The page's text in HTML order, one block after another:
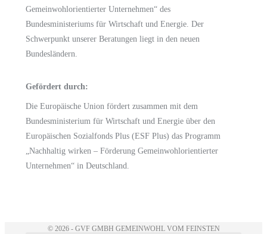
Gemeinwohlorientierter Unternehmen“ des
Bundesministeriums für Wirtschaft und Energie. Der
Schwerpunkt unserer Beratungen liegt in den neuen
Bundesländern.
Gefördert durch:
Die Europäische Union fördert zusammen mit dem
Bundesministerium für Wirtschaft und Energie über den
Europäischen Sozialfonds Plus (ESF Plus) das Programm
„Nachhaltig wirken – Förderung Gemeinwohlorientierter
Unternehmen“ in Deutschland.
© 2026 - GVF GMBH GEMEINWOHL VOM FEINSTEN